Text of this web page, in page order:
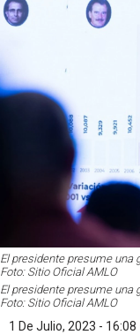
El presidente presume
Foto: Sitio Oficial AMLO
El presidente presume
Foto: Sitio Oficial AMLO
1 De Julio, 2023 - 16:08